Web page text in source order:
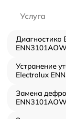
Услуга
Диагностика
ENN3101AOW
Устранение
Electrolux
Замена
ENN3101AOW